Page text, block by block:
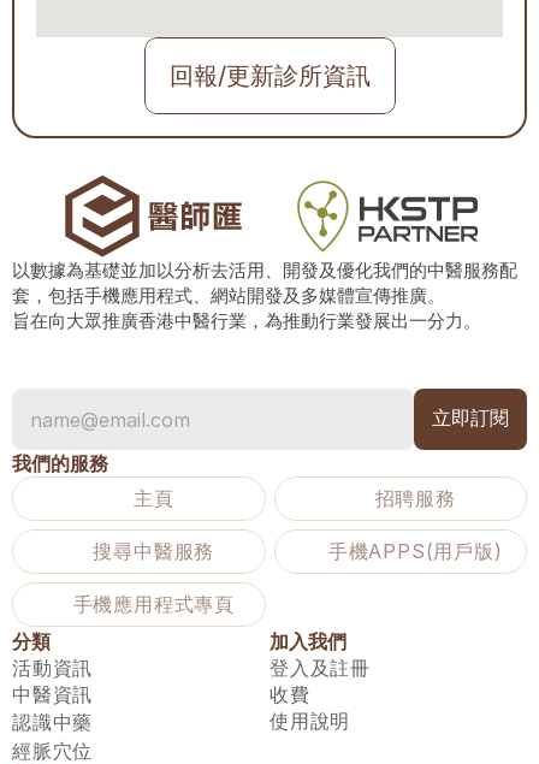
回報/更新診所資訊
以數據為基礎並加以分析去活用、開發及優化我們的中醫服務配
套，包括手機應用程式、網站開發及多媒體宣傳推廣。
旨在向大眾推廣香港中醫行業，為推動行業發展出一分力。
我們的服務
主頁
招聘服務
搜尋中醫服務 手機APPS(用戶版)
手機應用程式專頁
分類
活動資訊
中醫資訊
認識中藥
經脈穴位
加入我們
登入及註冊
收費
使用說明